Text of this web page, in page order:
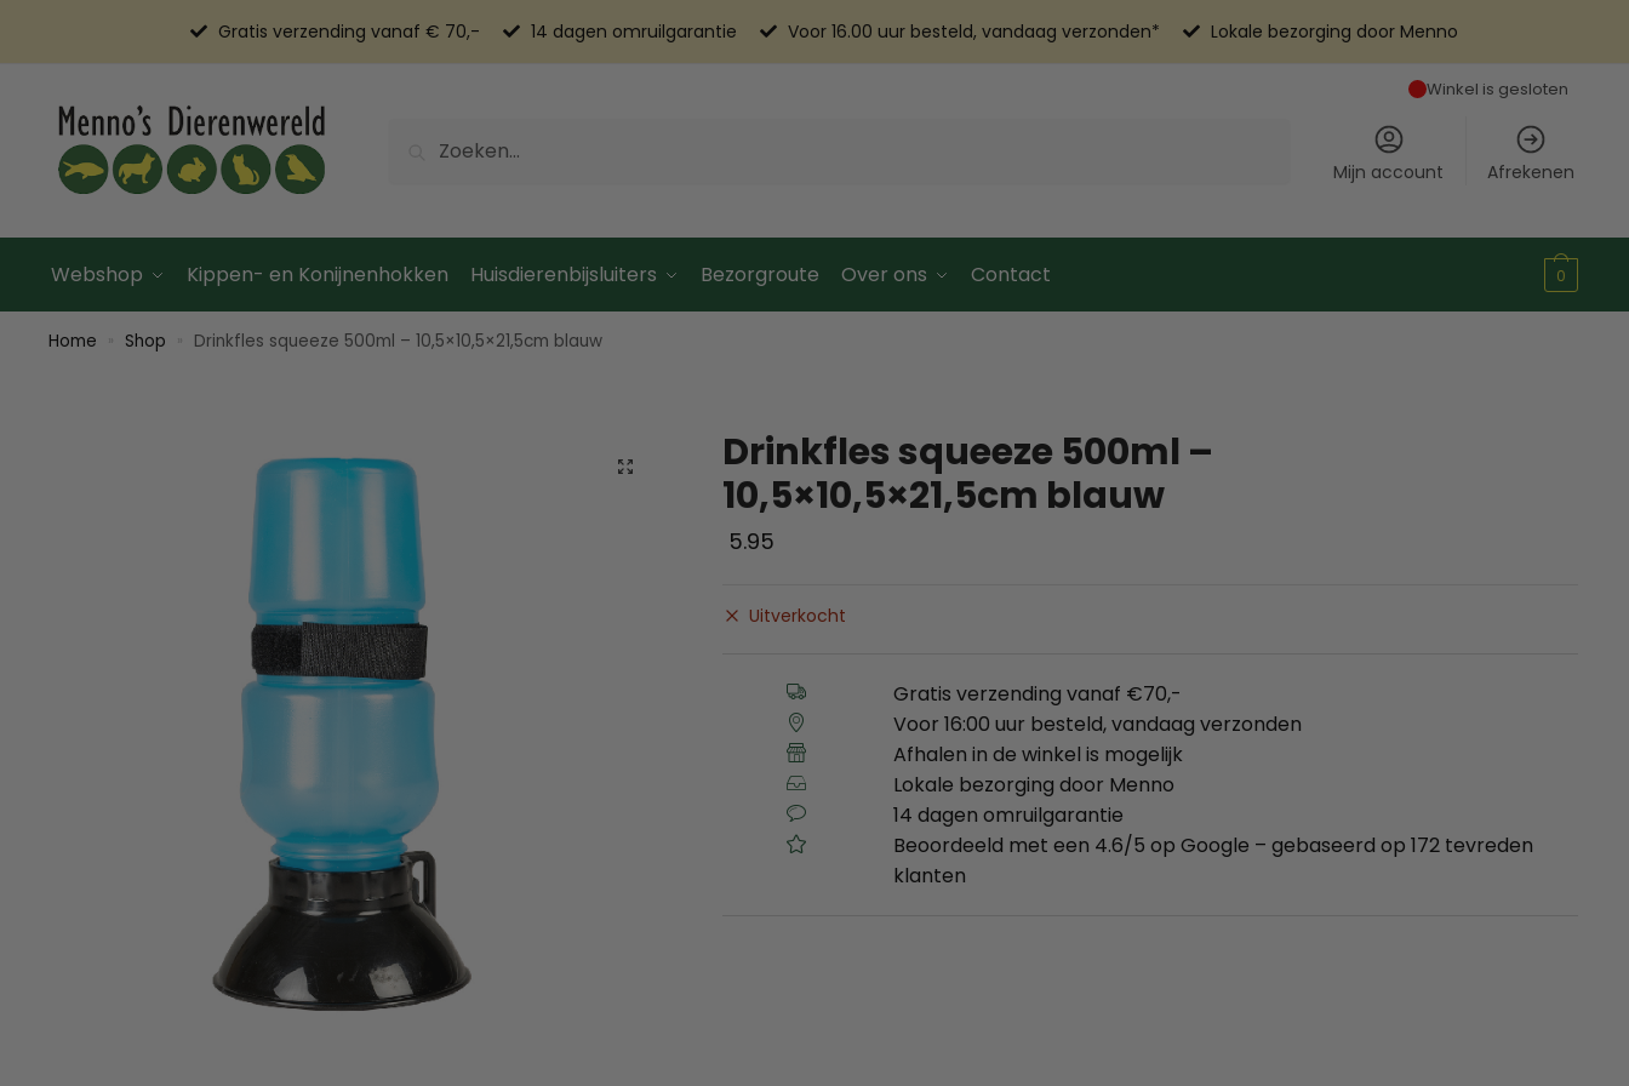
Gratis verzending vanaf € 70,- 14 dagen omruilgarantie Voor 16.00 uur besteld, vandaag verzonden* Lokale bezorging door Menno
Winkel is gesloten
Mijn account Afrekenen
Webshop Kippen- en Konijnenhokken Huisdierenbijsluiters Bezorgroute Over ons Contact 0
Home Shop Drinkfles squeeze 500ml – 10,5×10,5×21,5cm blauw
Drinkfles squeeze 500ml –
10,5×10,5×21,5cm blauw
5.95
Uitverkocht
Gratis verzending vanaf €70,-
Voor 16:00 uur besteld, vandaag verzonden
Afhalen in de winkel is mogelijk
Lokale bezorging door Menno
14 dagen omruilgarantie
Beoordeeld met een 4.6/5 op Google – gebaseerd op 172 tevreden
klanten